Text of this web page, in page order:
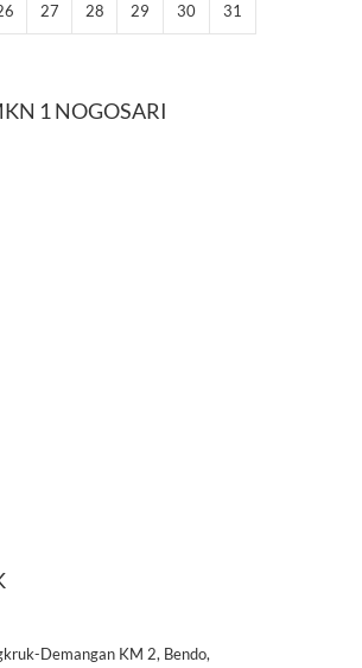
27 28 29 30
31
1 NOGOSARI
Demangan KM 2, Bendo,